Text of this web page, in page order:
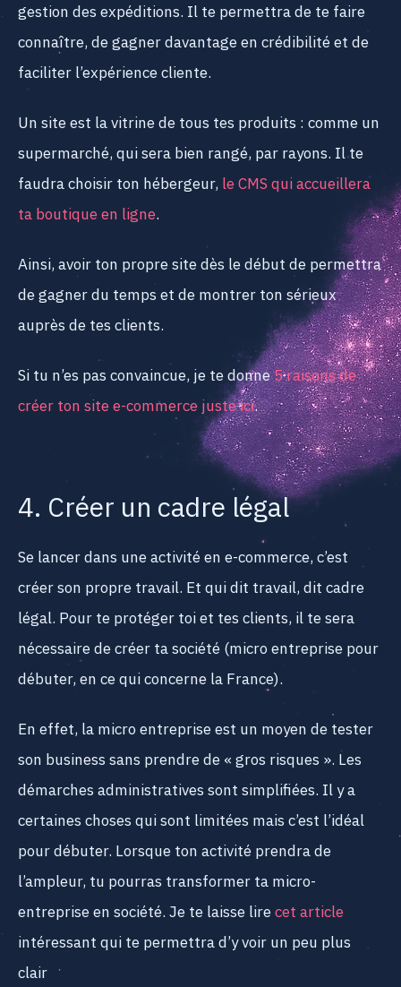
gestion des expéditions. Il te permettra de te faire
connaître, de gagner davantage en crédibilité et de
faciliter l’expérience cliente.
Un site est la vitrine de tous tes produits : comme un
supermarché, qui sera bien rangé, par rayons. Il te
faudra choisir ton hébergeur, le CMS qui accueillera
ta boutique en ligne.
Ainsi, avoir ton propre site dès le début de permettra
de gagner du temps et de montrer ton sérieux
auprès de tes clients.
Si tu n’es pas convaincue, je te donne5 raisons de
créer ton site e-commerce juste ici.
4. Créer un cadre légal
Se lancer dans une activité en e-commerce, c’est
créer son propre travail. Et qui dit travail, dit cadre
légal. Pour te protéger toi et tes clients, il te sera
nécessaire de créer ta société (micro entreprise pour
débuter, en ce qui concerne la France).
En effet, la micro entreprise est un moyen de tester
son business sans prendre de « gros risques ». Les
démarches administratives sont simplifiées. Il y a
certaines choses qui sont limitées mais c’est l’idéal
pour débuter. Lorsque ton activité prendra de
l’ampleur, tu pourras transformer ta micro-
entreprise en société. Je te laisse lirecet article
intéressant qui te permettra d’y voir un peu plus
clair